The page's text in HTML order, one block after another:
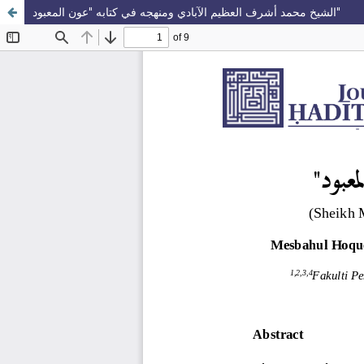
الشيخ محمد أشرف العظيم الآبادي ومنهجه في كتابه "عون المعبود"